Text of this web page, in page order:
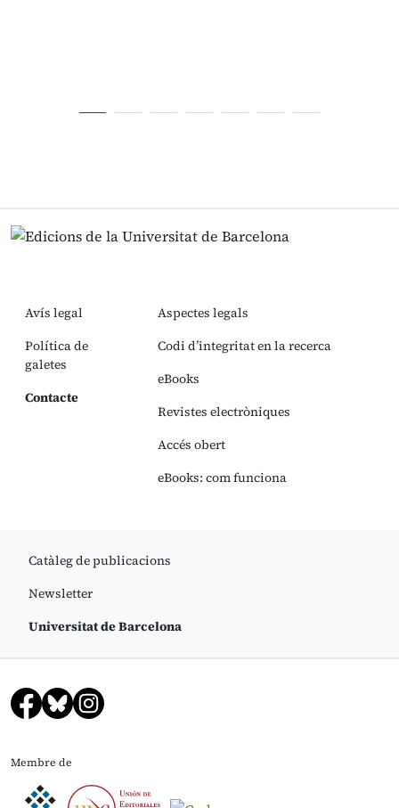
Avís legal
Política de
galetes
Contacte
Aspectes legals
Codi d’integritat en la recerca
eBooks
Revistes electròniques
Accés obert
eBooks: com funciona
Catàleg de publicacions
Newsletter
Universitat de Barcelona
Membre de